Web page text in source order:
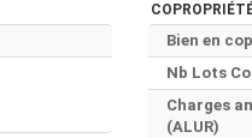
Bien en
Nb Lots
Charges
(ALUR)